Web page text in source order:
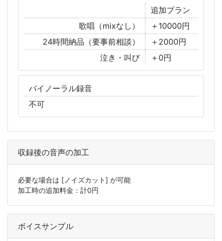
追加プラン
歌唱（mixなし）
＋10000円
24時間納品（要事前相談）
＋2000円
泣き・叫び
＋0円
バイノーラル録音
不可
収録後の音声の加工
必要な場合は [ノイズカット] が可能
加工時の追加料金：計0円
ボイスサンプル